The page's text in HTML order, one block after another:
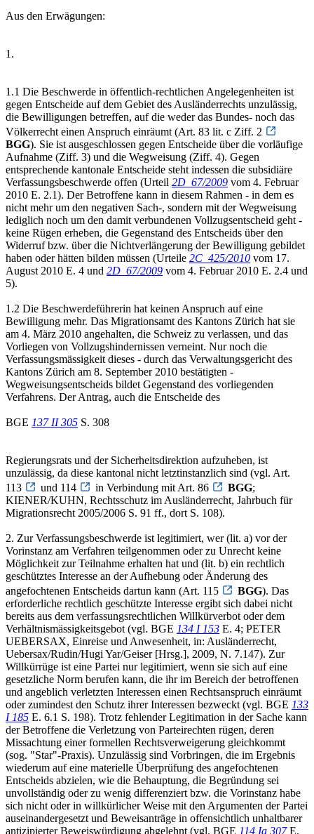
Aus den Erwägungen:
1.
1.1 Die Beschwerde in öffentlich-rechtlichen Angelegenheiten ist
gegen Entscheide auf dem Gebiet des Ausländerrechts unzulässig,
die Bewilligungen betreffen, auf die weder das Bundes- noch das
Völkerrecht einen Anspruch einräumt (Art. 83 lit. c Ziff. 2
BGG). Sie ist ausgeschlossen gegen Entscheide über die vorläufige
Aufnahme (Ziff. 3) und die Wegweisung (Ziff. 4). Gegen
entsprechende kantonale Entscheide steht indessen die subsidiäre
Verfassungsbeschwerde offen (Urteil 2D_67/2009 vom 4. Februar
2010 E. 2.1). Der Betroffene kann in diesem Rahmen - in dem es
nicht mehr um den negativen Sach-, sondern mit der Wegweisung
lediglich noch um den damit verbundenen Vollzugsentscheid geht -
keine Rügen erheben, die Gegenstand des Entscheids über den
Widerruf bzw. über die Nichtverlängerung der Bewilligung gebildet
haben oder hätten bilden müssen (Urteile 2C_425/2010 vom 17.
August 2010 E. 4 und 2D_67/2009 vom 4. Februar 2010 E. 2.4 und
5).
1.2 Die Beschwerdeführerin hat keinen Anspruch auf eine
Bewilligung mehr. Das Migrationsamt des Kantons Zürich hat sie
am 4. März 2010 angehalten, die Schweiz zu verlassen, und das
Vorliegen von Vollzugshindernissen verneint. Nur noch die
Verfassungsmässigkeit dieses - durch das Verwaltungsgericht des
Kantons Zürich am 8. September 2010 bestätigten -
Wegweisungsentscheids bildet Gegenstand des vorliegenden
Verfahrens. Der Antrag, auch die Entscheide des
BGE 137 II 305 S. 308
Regierungsrats und der Sicherheitsdirektion aufzuheben, ist
unzulässig, da diese kantonal nicht letztinstanzlich sind (vgl. Art.
113
und 114 in Verbindung mit Art. 86 BGG;
KIENER/KUHN, Rechtsschutz im Ausländerrecht, Jahrbuch für
Migrationsrecht 2005/2006 S. 91 ff., dort S. 108).
2. Zur Verfassungsbeschwerde ist legitimiert, wer (lit. a) vor der
Vorinstanz am Verfahren teilgenommen oder zu Unrecht keine
Möglichkeit zur Teilnahme erhalten hat und (lit. b) ein rechtlich
geschütztes Interesse an der Aufhebung oder Änderung des
angefochtenen Entscheids dartun kann (Art. 115
BGG). Das
erforderliche rechtlich geschützte Interesse ergibt sich dabei nicht
bereits aus dem verfassungsrechtlichen Willkürverbot oder dem
Verhältnismässigkeitsgebot (vgl. BGE 134 I 153 E. 4; PETER
UEBERSAX, Einreise und Anwesenheit, in: Ausländerrecht,
Uebersax/Rudin/Hugi Yar/Geiser [Hrsg.], 2009, N. 7.147). Zur
Willkürrüge ist eine Partei nur legitimiert, wenn sie sich auf eine
gesetzliche Norm berufen kann, die ihr im Bereich der betroffenen
und angeblich verletzten Interessen einen Rechtsanspruch einräumt
oder zumindest den Schutz ihrer Interessen bezweckt (vgl. BGE 133
I 185 E. 6.1 S. 198). Trotz fehlender Legitimation in der Sache kann
der Betroffene die Verletzung von Parteirechten rügen, deren
Missachtung einer formellen Rechtsverweigerung gleichkommt
(sog. "Star"-Praxis). Unzulässig sind Vorbringen, die im Ergebnis
wiederum auf eine materielle Überprüfung des angefochtenen
Entscheids abzielen, wie die Behauptung, die Begründung sei
unvollständig oder zu wenig differenziert bzw. die Vorinstanz habe
sich nicht oder in willkürlicher Weise mit den Argumenten der Partei
auseinandergesetzt und Beweisanträge in offensichtlich unhaltbarer
antizipierter Beweiswürdigung abgelehnt (vgl. BGE 114 Ia 307E.